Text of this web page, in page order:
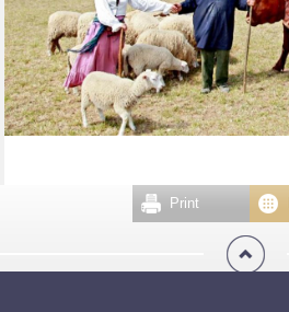
Print